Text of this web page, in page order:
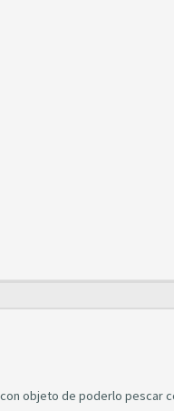
objeto de poderlo pescar